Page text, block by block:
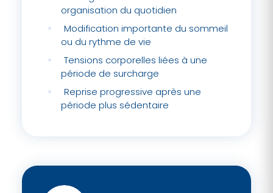
organisation du quotidien
Modification importante du sommeil
ou du rythme de vie
Tensions corporelles liées à une
période de surcharge
Reprise progressive après une
période plus sédentaire